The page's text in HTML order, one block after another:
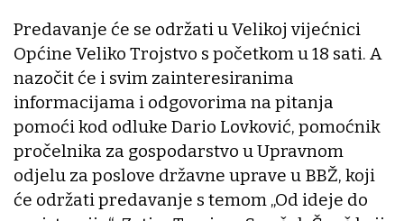
Predavanje će se održati u Velikoj vijećnici
Općine Veliko Trojstvo s početkom u 18 sati. A
nazočit će i svim zainteresiranima
informacijama i odgovorima na pitanja
pomoći kod odluke Dario Lovković, pomoćnik
pročelnika za gospodarstvo u Upravnom
odjelu za poslove državne uprave u BBŽ, koji
će održati predavanje s temom „Od ideje do